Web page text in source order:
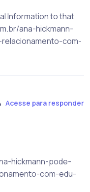
Information to that
ana-hickmann-
com-
Acesse para responder
hickmann-pode-
com-edu-